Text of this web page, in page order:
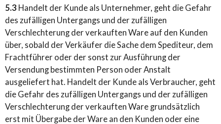
5.3 Handelt der Kunde als Unternehmer, geht die Gefahr
des zufälligen Untergangs und der zufälligen
Verschlechterung der verkauften Ware auf den Kunden
über, sobald der Verkäufer die Sache dem Spediteur, dem
Frachtführer oder der sonst zur Ausführung der
Versendung bestimmten Person oder Anstalt
ausgeliefert hat. Handelt der Kunde als Verbraucher, geht
die Gefahr des zufälligen Untergangs und der zufälligen
Verschlechterung der verkauften Ware grundsätzlich
erst mit Übergabe der Ware an den Kunden oder eine